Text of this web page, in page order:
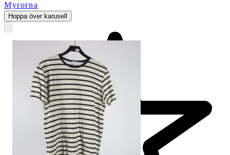
Myrorna
Hoppa över karusell